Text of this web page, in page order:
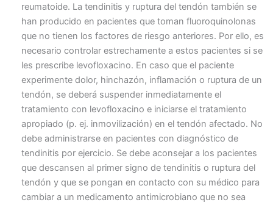
reumatoide. La tendinitis y ruptura del tendón también se
han producido en pacientes que toman fluoroquinolonas
que no tienen los factores de riesgo anteriores. Por ello, es
necesario controlar estrechamente a estos pacientes si se
les prescribe levofloxacino. En caso que el paciente
experimente dolor, hinchazón, inflamación o ruptura de un
tendón, se deberá suspender inmediatamente el
tratamiento con levofloxacino e iniciarse el tratamiento
apropiado (p. ej. inmovilización) en el tendón afectado. No
debe administrarse en pacientes con diagnóstico de
tendinitis por ejercicio. Se debe aconsejar a los pacientes
que descansen al primer signo de tendinitis o ruptura del
tendón y que se pongan en contacto con su médico para
cambiar a un medicamento antimicrobiano que no sea